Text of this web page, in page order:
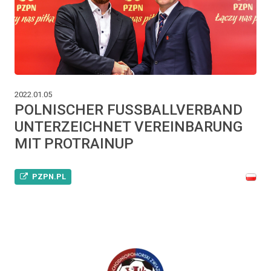
2022.01.05
POLNISCHER FUSSBALLVERBAND
UNTERZEICHNET VEREINBARUNG
MIT PROTRAINUP
PZPN.PL